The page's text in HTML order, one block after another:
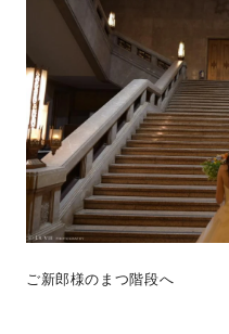
ご新郎様のまつ階段へ